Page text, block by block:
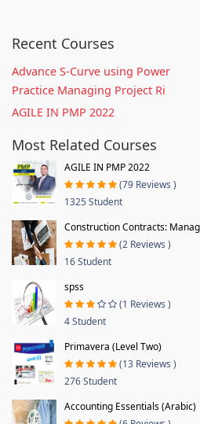
Recent Courses
Advance S-Curve using Power
Practice Managing Project Ri
AGILE IN PMP 2022
Most Related Courses
AGILE IN PMP 2022
(79 Reviews )
1325 Student
Construction Contracts:
(2 Reviews )
16 Student
spss
(1 Reviews )
4 Student
Primavera (Level Two)
(13 Reviews )
276 Student
Accounting Essentials (Arabic)